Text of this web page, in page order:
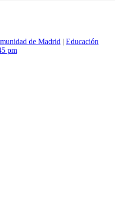
de Madrid | Educación
pm